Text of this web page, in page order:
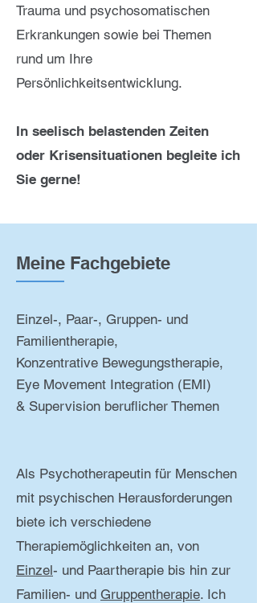
Trauma und psychosomatischen
Erkrankungen sowie bei Themen
rund um Ihre
Persönlichkeitsentwicklung.
In seelisch belastenden Zeiten
oder Krisensituationen begleite ich
Sie gerne!
Meine Fachgebiete
Einzel-, Paar-, Gruppen- und
Familientherapie,
Konzentrative Bewegungstherapie,
Eye Movement Integration (EMI)
& Supervision beruflicher Themen
Als Psychotherapeutin für Menschen
mit psychischen Herausforderungen
biete ich verschiedene
Therapiemöglichkeiten an, von
Einzel- und Paartherapie bis hin zur
Familien- und Gruppentherapie. Ich